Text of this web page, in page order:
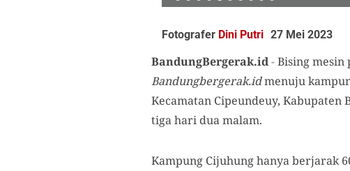
Fotografer Dini Putri 27 Mei 2023
BandungBergerak.id-Bising mesin
Bandungbergerak.idmenuju
Kecamatan Cipeundeuy,
tiga hari dua malam.
Kampung Cijuhung hanya berjarak